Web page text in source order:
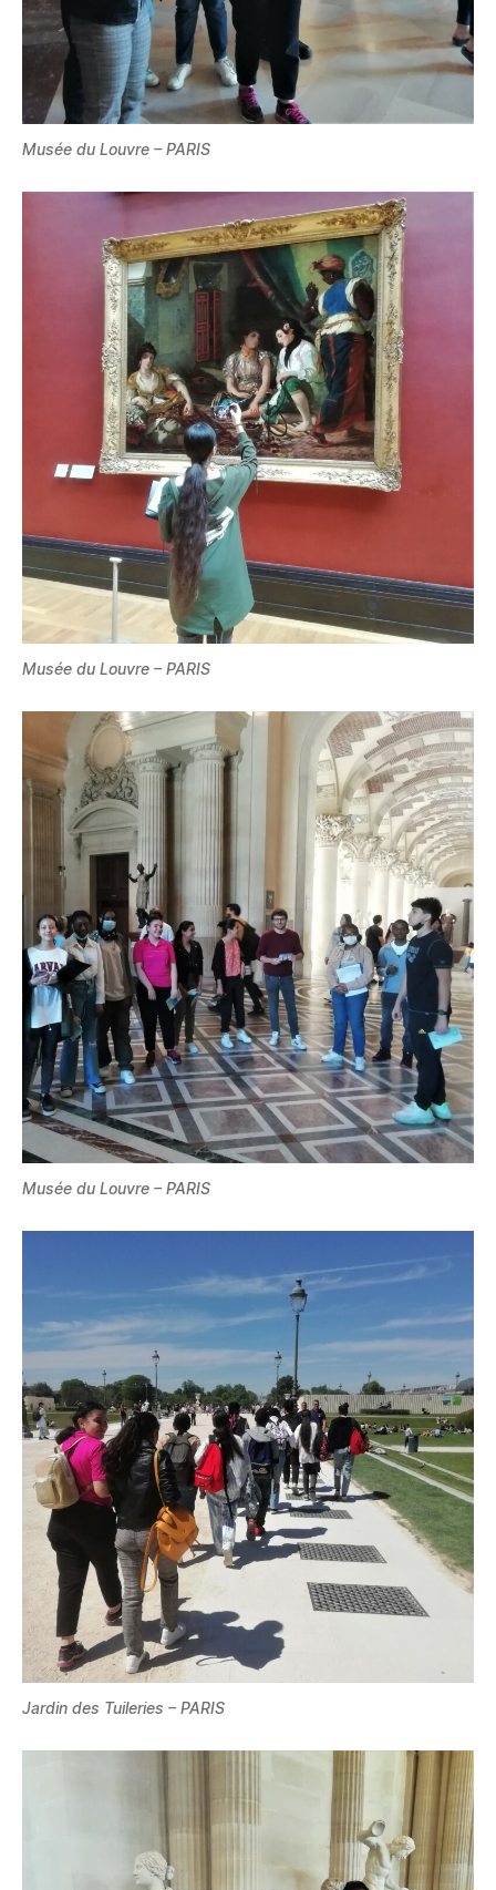
Musée du Louvre – PARIS
Musée du Louvre – PARIS
Musée du Louvre – PARIS
Jardin des Tuileries – PARIS